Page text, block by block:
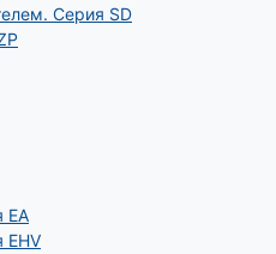
Серия SD
EA
EHV